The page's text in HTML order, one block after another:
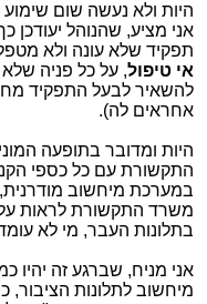
היות ולא נעשה שום
אני מציע, שהנוהל
תפקיד שלא עונה ולא
אי טיפול, על כל פניה
להשאיר לבעל התפקיד
אחראים לה).
היות ומדובר בתופעה
התקשורת עם כל כספי
במערכת מיחשוב
משרד התקשורת לראות
בתלונות העבר, מי לא
אני מניח, שברגע זה יהיו
מיחשוב לתלונות